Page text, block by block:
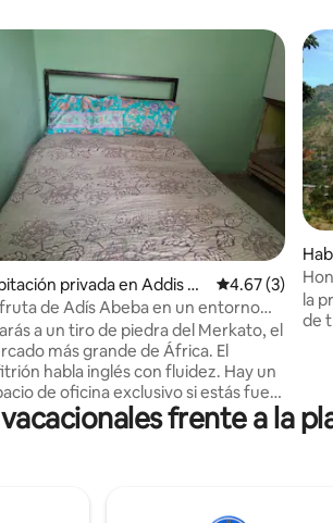
privada en Addis A
Calificación
4.67 (3)
de Adís Abeba en un entorno
a un tiro de piedra del Merkato, el
más grande de África. El
habla inglés con fluidez. Hay un
de oficina exclusivo si estás fuera
negocios. Muchas embajadas
están cerca. Puedes relajarte
la
frente a la